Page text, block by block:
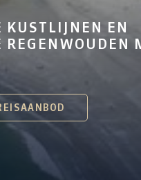
KUSTLIJNEN EN
REGENWOUDEN